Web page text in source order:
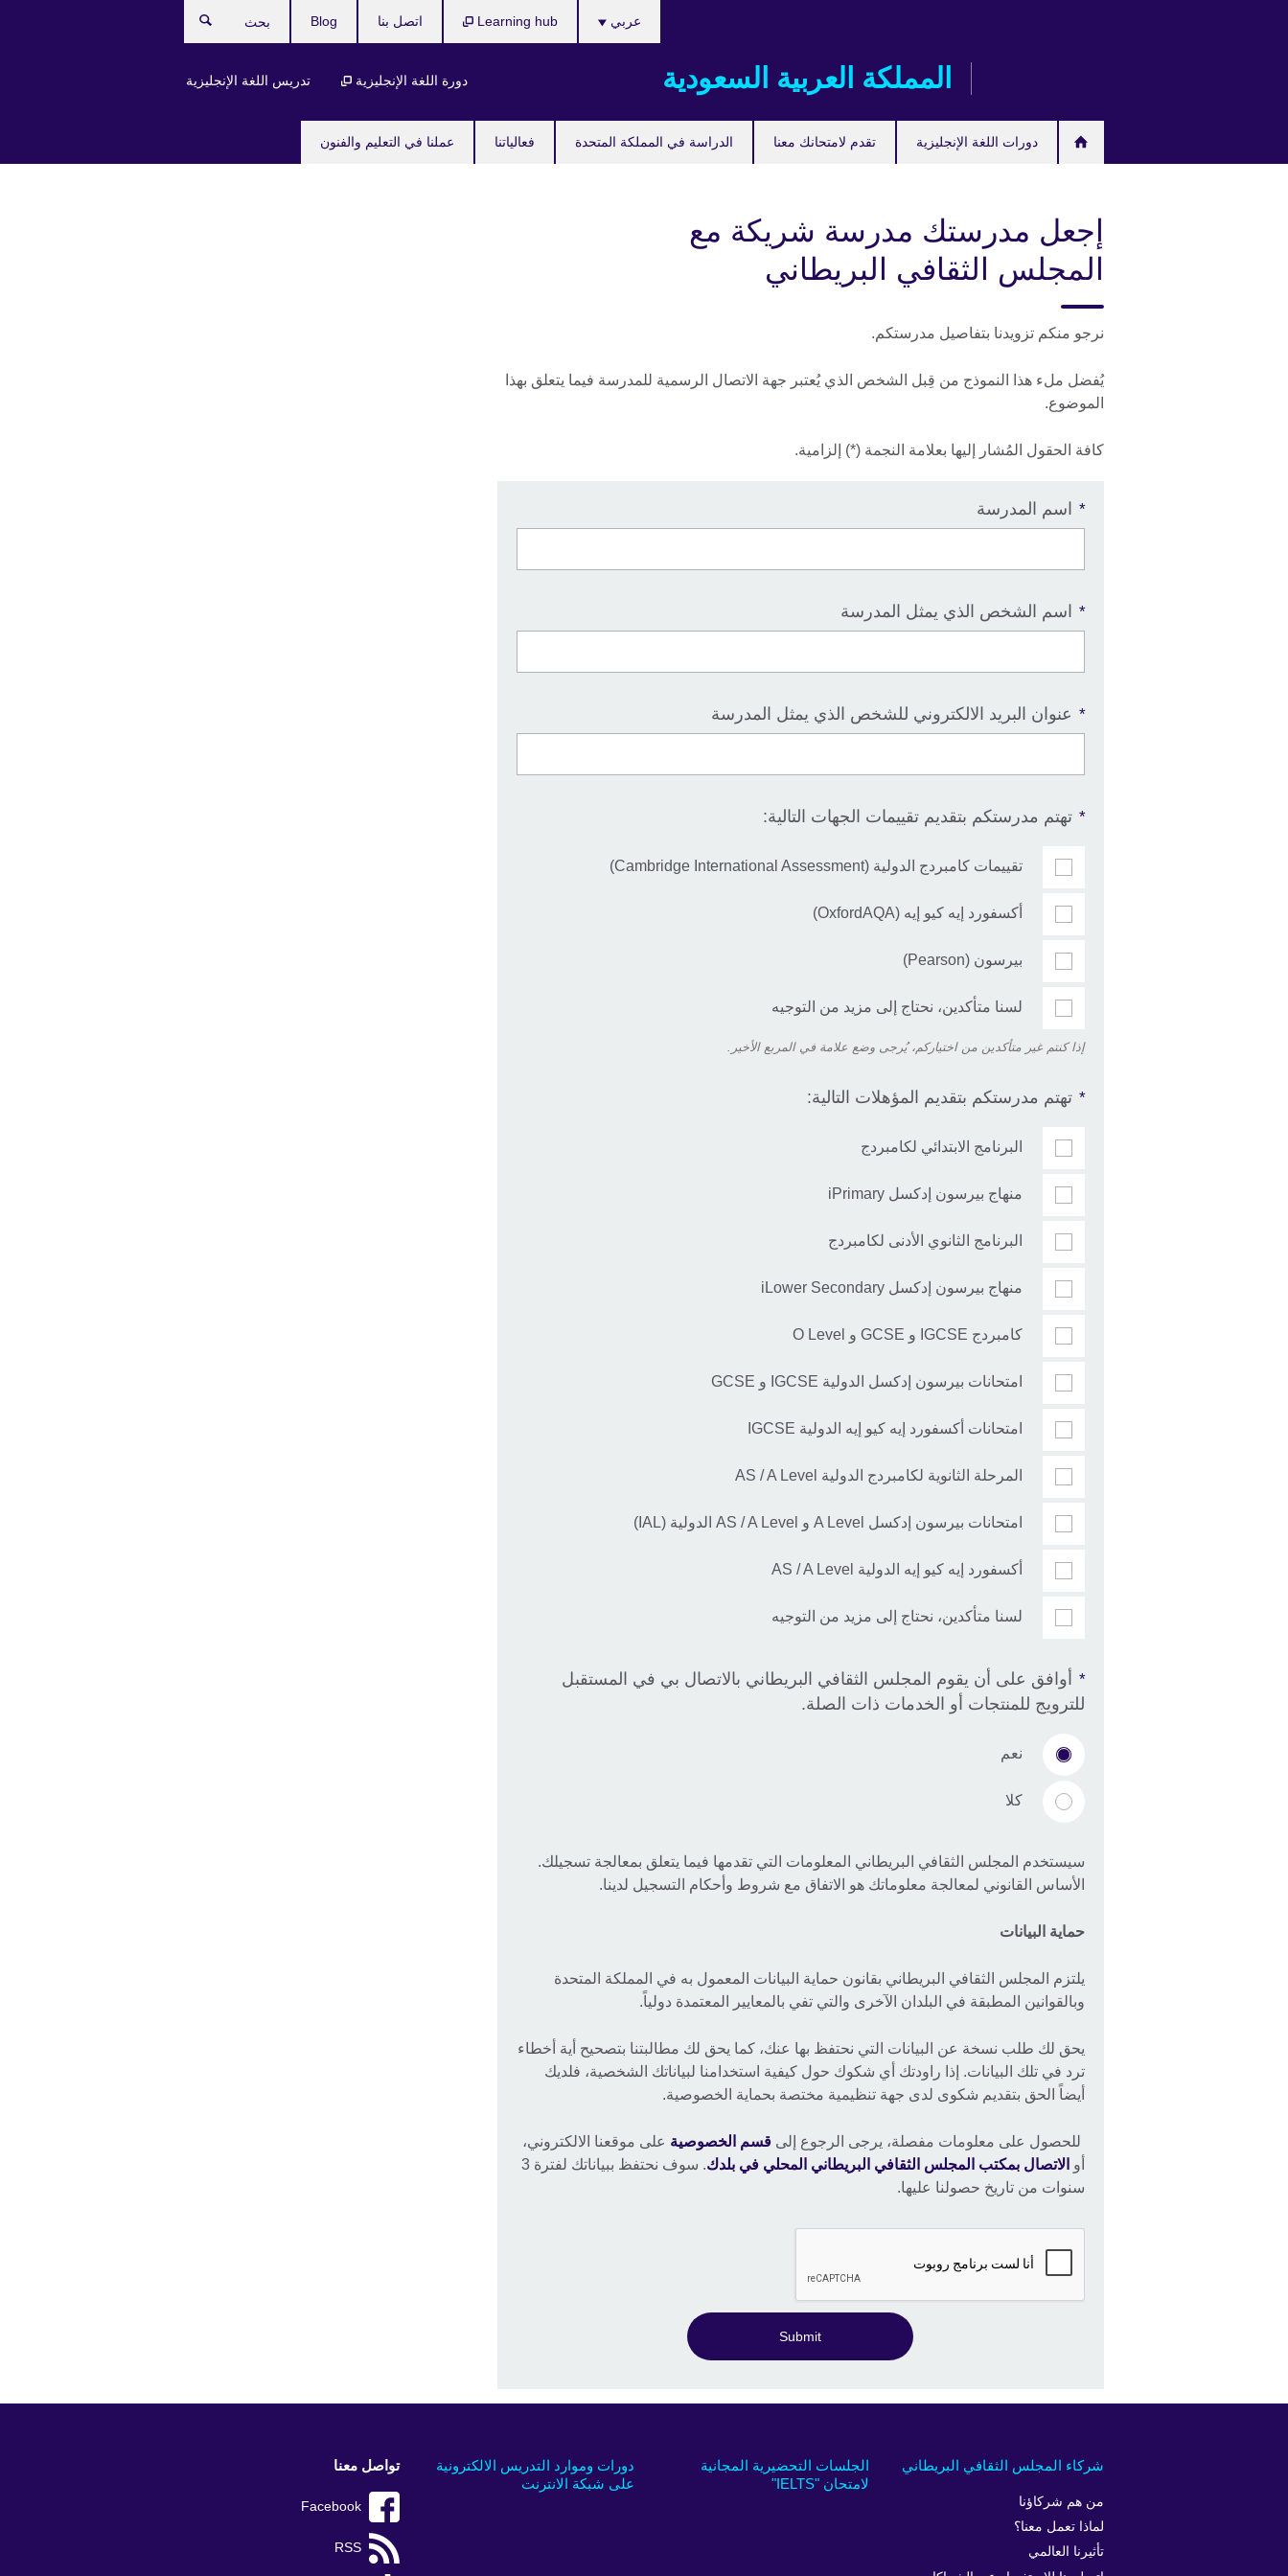
المملكة العربية السعودية
دورات اللغة الإنجليزية تقدم لامتحانك معنا الدراسة في المملكة المتحدة فعالياتنا عملنا في التعليم والفنون
عربي
دورة اللغة الإنجليزية تدريس اللغة الإنجليزية
Learning hub اتصل بنا Blog
إجعل مدرستك مدرسة شريكة مع
المجلس الثقافي البريطاني
نرجو منكم تزويدنا بتفاصيل مدرستكم.
يُفضل ملء هذا النموذج من قِبل الشخص الذي يُعتبر جهة الاتصال الرسمية للمدرسة فيما يتعلق بهذا
الموضوع.
كافة الحقول المُشار إليها بعلامة النجمة (*) إلزامية.
* اسم المدرسة
* اسم الشخص الذي يمثل المدرسة
* عنوان البريد الالكتروني للشخص الذي يمثل المدرسة
* تهتم مدرستكم بتقديم تقييمات الجهات التالية:
تقييمات كامبردج الدولية (Cambridge International Assessment)
أكسفورد إيه كيو إيه (OxfordAQA)
بيرسون (Pearson)
لسنا متأكدين، نحتاج إلى مزيد من التوجيه
إذا كنتم غير متأكدين من اختياركم، يُرجى وضع علامة في المربع الأخير.
* تهتم مدرستكم بتقديم المؤهلات التالية:
البرنامج الابتدائي لكامبردج
منهاج بيرسون إدكسل iPrimary
البرنامج الثانوي الأدنى لكامبردج
منهاج بيرسون إدكسل iLower Secondary
كامبردج IGCSE و GCSE و O Level
امتحانات بيرسون إدكسل الدولية IGCSE و GCSE
امتحانات أكسفورد إيه كيو إيه الدولية IGCSE
المرحلة الثانوية لكامبردج الدولية AS / A Level
امتحانات بيرسون إدكسل A Level و AS / A Level الدولية (IAL)
أكسفورد إيه كيو إيه الدولية AS / A Level
لسنا متأكدين، نحتاج إلى مزيد من التوجيه
*
أوافق على أن يقوم المجلس الثقافي البريطاني بالاتصال بي في المستقبل
للترويج للمنتجات أو الخدمات ذات الصلة.
نعم
كلا
سيستخدم المجلس الثقافي البريطاني المعلومات التي تقدمها فيما يتعلق بمعالجة تسجيلك.
الأساس القانوني لمعالجة معلوماتك هو الاتفاق مع شروط وأحكام التسجيل لدينا.
حماية البيانات
يلتزم المجلس الثقافي البريطاني بقانون حماية البيانات المعمول به في المملكة المتحدة
وبالقوانين المطبقة في البلدان الآخرى والتي تفي بالمعايير المعتمدة دولياً.
يحق لك طلب نسخة عن البيانات التي نحتفظ بها عنك، كما يحق لك مطالبتنا بتصحيح أية أخطاء
ترد في تلك البيانات. إذا راودتك أي شكوك حول كيفية استخدامنا لبياناتك الشخصية، فلديك
أيضاً الحق بتقديم شكوى لدى جهة تنظيمية مختصة بحماية الخصوصية.
للحصول على معلومات مفصلة، يرجى الرجوع إلى قسم الخصوصية على موقعنا الالكتروني،
أو الاتصال بمكتب المجلس الثقافي البريطاني المحلي في بلدك
. سوف نحتفظ ببياناتك لفترة 3
سنوات من تاريخ حصولنا عليها.
Submit
دورات وموارد التدريس الالكترونية
على شبكة الانترنت
الجلسات التحضيرية المجانية
لامتحان "IELTS"
شركاء المجلس الثقافي البريطاني
من هم شركاؤنا
لماذا تعمل معنا؟
تأثيرنا العالمي
تواصل معنا
Facebook
RSS